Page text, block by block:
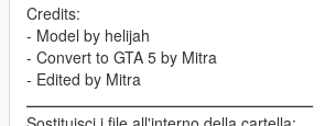
Credits:
- Model by helijah
- Convert to GTA 5 by Mitra
- Edited by Mitra
ـــــــــــــــــــــــــــــــــــــــــــــــــــــــــــــــــ